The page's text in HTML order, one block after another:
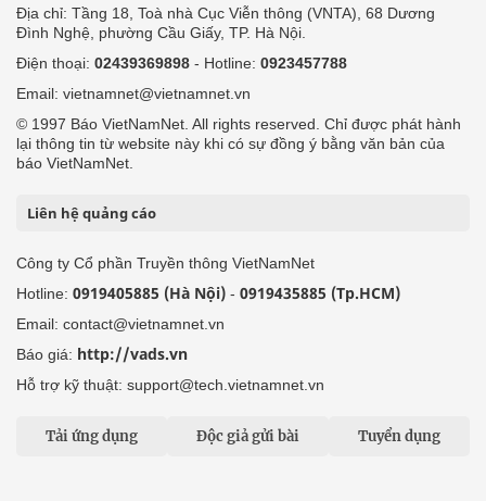
Địa chỉ: Tầng 18, Toà nhà Cục Viễn thông (VNTA), 68 Dương
Đình Nghệ, phường Cầu Giấy, TP. Hà Nội.
Điện thoại: 02439369898 - Hotline: 0923457788
Email: vietnamnet@vietnamnet.vn
© 1997 Báo VietNamNet. All rights reserved. Chỉ được phát hành
lại thông tin từ website này khi có sự đồng ý bằng văn bản của
báo VietNamNet.
Liên hệ quảng cáo
Công ty Cổ phần Truyền thông VietNamNet
Hotline: 0919405885 (Hà Nội) - 0919435885 (Tp.HCM)
Email: contact@vietnamnet.vn
Báo giá: http://vads.vn
Hỗ trợ kỹ thuật: support@tech.vietnamnet.vn
Tải ứng dụng Độc giả gửi bài Tuyển dụng